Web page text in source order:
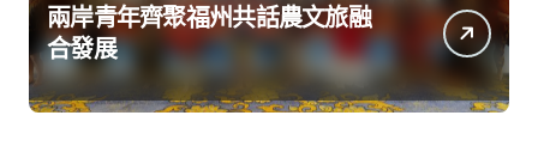
兩岸青年齊聚福州共話農文旅融
合發展